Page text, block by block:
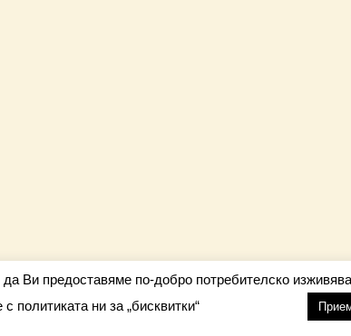
Ви предоставяме по-добро потребителско
с политиката ни за „бисквитки“